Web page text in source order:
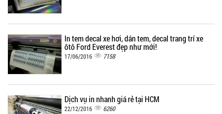
In tem decal xe hơi, dán tem, decal trang trí xe
ôtô Ford Everest đẹp như mới!
17/06/2016 7158
Dịch vụ in nhanh giá rẻ tại HCM
22/12/2016 6260